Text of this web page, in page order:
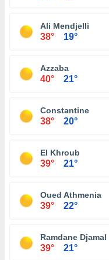
Ali Mendjelli
38° 19°
Azzaba
40° 21°
Constantine
38° 20°
El Khroub
39° 21°
Oued Athmenia
39° 22°
Ramdane Djamal
39° 21°